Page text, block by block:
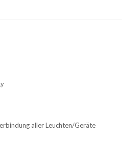
aller Leuchten/Geräte